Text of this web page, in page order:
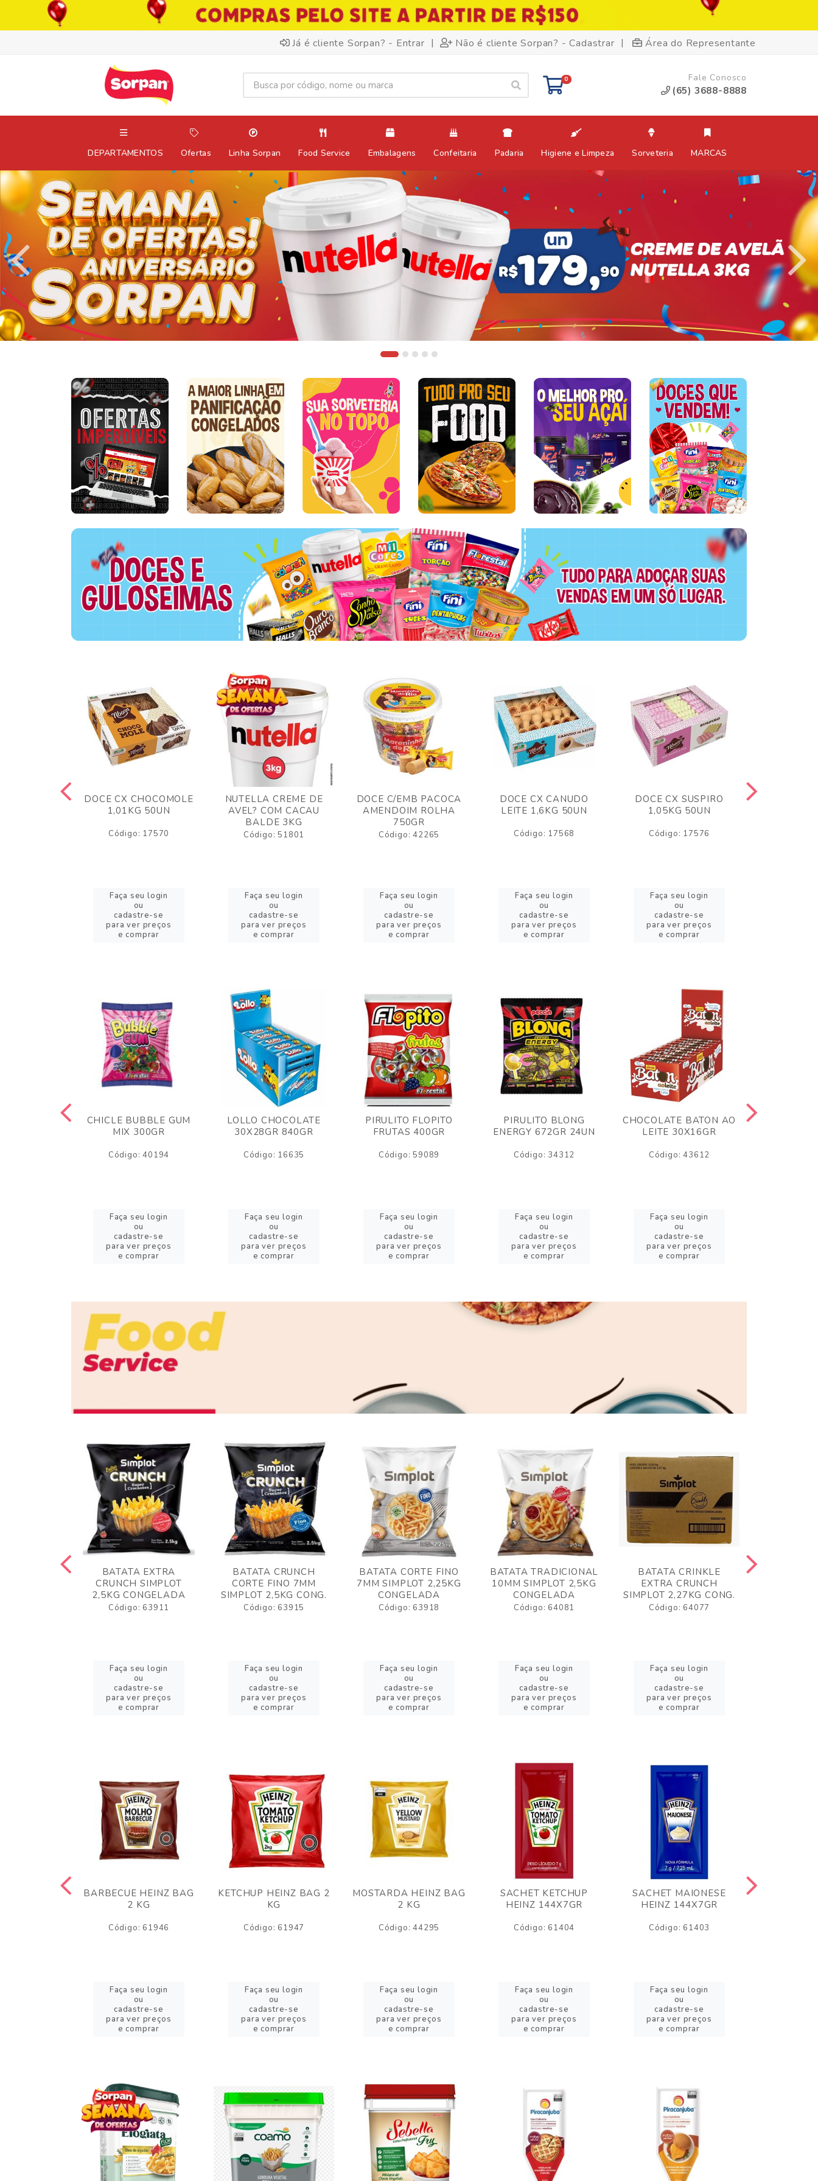
Já é cliente Sorpan? - Entrar | Não é cliente Sorpan? - Cadastrar | Área do Representante
0 Fale Conosco
(65) 3688-8888
DEPARTAMENTOS Ofertas Linha Sorpan Food Service Embalagens Confeitaria Padaria Higiene e Limpeza Sorveteria MARCAS
DOCE CX CHOCOMOLE
1,01KG 50UN
Código: 17570
Faça seu login
ou
cadastre-se
para ver preços
e comprar
NUTELLA CREME DE
AVEL? COM CACAU
BALDE 3KG
Código: 51801
Faça seu login
ou
cadastre-se
para ver preços
e comprar
DOCE C/EMB PACOCA
AMENDOIM ROLHA
750GR
Código: 42265
Faça seu login
ou
cadastre-se
para ver preços
e comprar
DOCE CX CANUDO
LEITE 1,6KG 50UN
Código: 17568
Faça seu login
ou
cadastre-se
para ver preços
e comprar
DOCE CX SUSPIRO
1,05KG 50UN
Código: 17576
Faça seu login
ou
cadastre-se
para ver preços
e comprar
CHICLE BUBBLE GUM
MIX 300GR
Código: 40194
Faça seu login
ou
cadastre-se
para ver preços
e comprar
LOLLO CHOCOLATE
30X28GR 840GR
Código: 16635
Faça seu login
ou
cadastre-se
para ver preços
e comprar
PIRULITO FLOPITO
FRUTAS 400GR
Código: 59089
Faça seu login
ou
cadastre-se
para ver preços
e comprar
PIRULITO BLONG
ENERGY 672GR 24UN
Código: 34312
Faça seu login
ou
cadastre-se
para ver preços
e comprar
CHOCOLATE BATON AO
LEITE 30X16GR
Código: 43612
Faça seu login
ou
cadastre-se
para ver preços
e comprar
BATATA EXTRA
CRUNCH SIMPLOT
2,5KG CONGELADA
Código: 63911
Faça seu login
ou
cadastre-se
para ver preços
e comprar
BATATA CRUNCH
CORTE FINO 7MM
SIMPLOT 2,5KG CONG.
Código: 63915
Faça seu login
ou
cadastre-se
para ver preços
e comprar
BATATA CORTE FINO
7MM SIMPLOT 2,25KG
CONGELADA
Código: 63918
Faça seu login
ou
cadastre-se
para ver preços
e comprar
BATATA TRADICIONAL
10MM SIMPLOT 2,5KG
CONGELADA
Código: 64081
Faça seu login
ou
cadastre-se
para ver preços
e comprar
BATATA CRINKLE
EXTRA CRUNCH
SIMPLOT 2,27KG CONG.
Código: 64077
Faça seu login
ou
cadastre-se
para ver preços
e comprar
BARBECUE HEINZ BAG
2 KG
Código: 61946
Faça seu login
ou
cadastre-se
para ver preços
e comprar
KETCHUP HEINZ BAG 2
KG
Código: 61947
Faça seu login
ou
cadastre-se
para ver preços
e comprar
MOSTARDA HEINZ BAG
2 KG
Código: 44295
Faça seu login
ou
cadastre-se
para ver preços
e comprar
SACHET KETCHUP
HEINZ 144X7GR
Código: 61404
Faça seu login
ou
cadastre-se
para ver preços
e comprar
SACHET MAIONESE
HEINZ 144X7GR
Código: 61403
Faça seu login
ou
cadastre-se
para ver preços
e comprar